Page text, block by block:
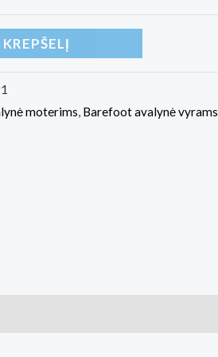
KREPŠELĮ
moterims, Barefoot avalynė vyrams